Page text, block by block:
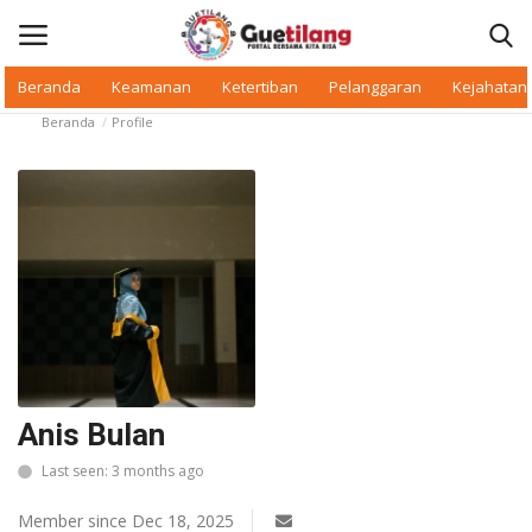
Beranda Keamanan Ketertiban Pelanggaran Kejahatan
Daerah
Makan Bergizi
Warkop Digital
Pelanggaran
Ketertiban
Beranda Profile
Anis Bulan
Last seen: 3 months ago
Member since Dec 18, 2025